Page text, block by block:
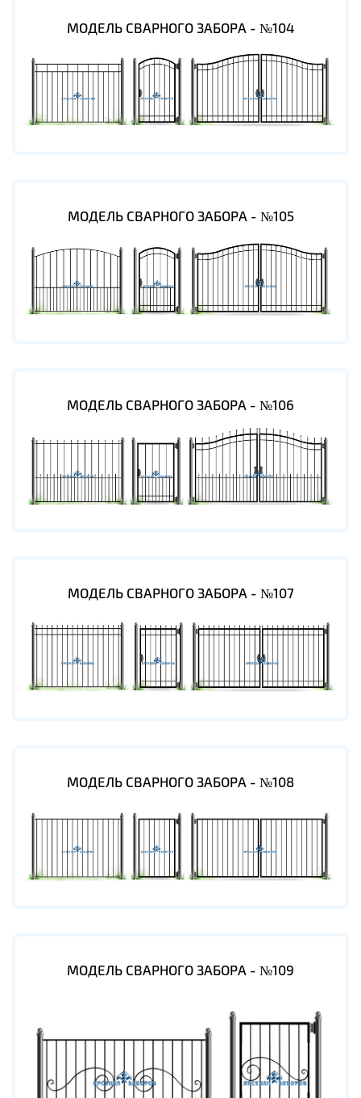
МОДЕЛЬ СВАРНОГО ЗАБОРА - №104
МОДЕЛЬ СВАРНОГО ЗАБОРА - №105
МОДЕЛЬ СВАРНОГО ЗАБОРА - №106
МОДЕЛЬ СВАРНОГО ЗАБОРА - №107
МОДЕЛЬ СВАРНОГО ЗАБОРА - №108
МОДЕЛЬ СВАРНОГО ЗАБОРА - №109